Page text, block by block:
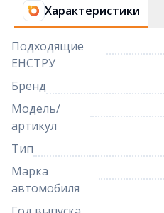
Характеристики
Подходящие
ЕНСТРУ
Бренд
Модель/
артикул
Тип
Марка
автомобиля